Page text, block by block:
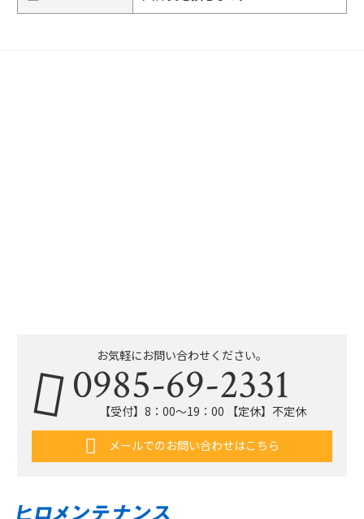
お気軽にお問い合わせください。
0985-69-2331
【受付】8：00〜19：00 【定休】不定休
メールでのお問い合わせはこちら